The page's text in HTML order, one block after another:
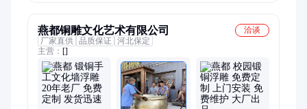
燕都铜雕文化艺术有限公司
洽谈
厂家直供 品质保证 河北保定
主营： []